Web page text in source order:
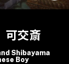
交斎
Shibayama
Boy